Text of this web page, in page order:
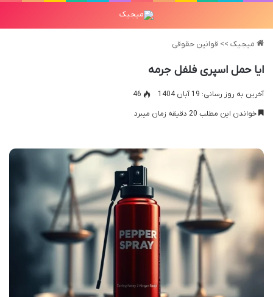
میجیک >> قوانین حقوقی
ایا حمل اسپری فلفل جرمه
آخرین به روز رسانی: 19 آبان 1404
46
خواندن این مطلب 20 دقیقه زمان میبرد